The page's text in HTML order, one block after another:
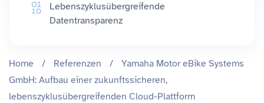
Lebenszyklusübergreifende
Datentransparenz
Home / Referenzen /
Yamaha Motor eBike Systems
GmbH: Aufbau einer zukunftssicheren,
lebenszyklusübergreifenden Cloud-Plattform